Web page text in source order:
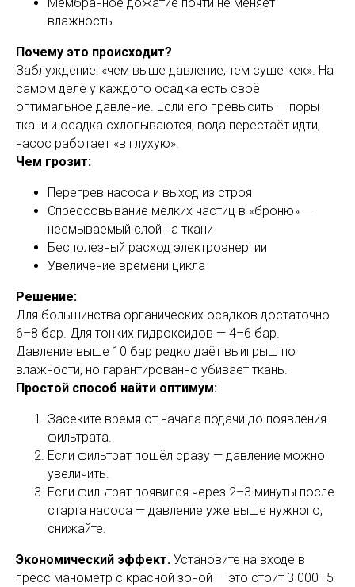
Мембранное дожатие почти не меняет
влажность
Почему это происходит?
Заблуждение: «чем выше давление, тем суше кек». На
самом деле у каждого осадка есть своё
оптимальное давление. Если его превысить — поры
ткани и осадка схлопываются, вода перестаёт идти,
насос работает «в глухую».
Чем грозит:
Перегрев насоса и выход из строя
Спрессовывание мелких частиц в «броню» —
несмываемый слой на ткани
Бесполезный расход электроэнергии
Увеличение времени цикла
Решение:
Для большинства органических осадков достаточно
6–8 бар. Для тонких гидроксидов — 4–6 бар.
Давление выше 10 бар редко даёт выигрыш по
влажности, но гарантированно убивает ткань.
Простой способ найти оптимум:
Засеките время от начала подачи до появления
фильтрата.
Если фильтрат пошёл сразу — давление можно
увеличить.
Если фильтрат появился через 2–3 минуты после
старта насоса — давление уже выше нужного,
снижайте.
Экономический эффект. Установите на входе в
пресс манометр с красной зоной — это стоит 3 000–5